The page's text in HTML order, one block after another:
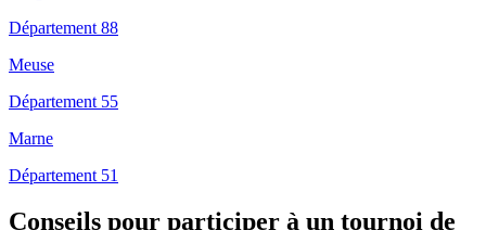
Département 88
Meuse
Département 55
Marne
Département 51
Conseils pour participer à un tournoi de